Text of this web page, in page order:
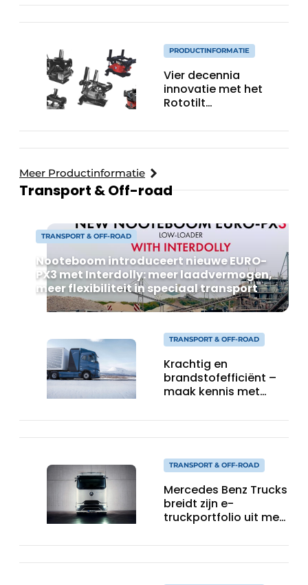
PRODUCTINFORMATIE
Vier decennia
innovatie met het
Rototilt
Meer Productinformatie
Transport & Off-road
TRANSPORT & OFF-ROAD
Nooteboom introduceert nieuwe EURO-
PX3 met Interdolly: meer laadvermogen,
meer flexibiliteit in speciaal transport
TRANSPORT & OFF-ROAD
Krachtig en
brandstofefficiënt –
maak kennis met
waterstoftruck
TRANSPORT & OFF-ROAD
Mercedes Benz Trucks
breidt zijn e-
truckportfolio uit met
Lowliner-variant